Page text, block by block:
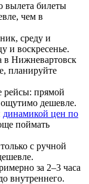
вылета билеты
чем в
среду и
и воскресенье.
в Нижневартовск
планируйте
рейсы: прямой
ощутимо дешевле.
динамикой цен по
поймать
с ручной
за 2–3 часа
внутреннего.